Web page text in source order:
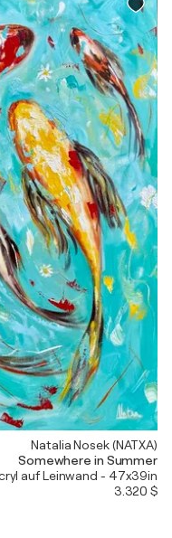
Natalia Nosek (NATXA)
Somewhere in Summer
auf Leinwand - 47x39in
3.320 $